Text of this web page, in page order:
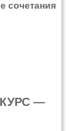
сочетания
—